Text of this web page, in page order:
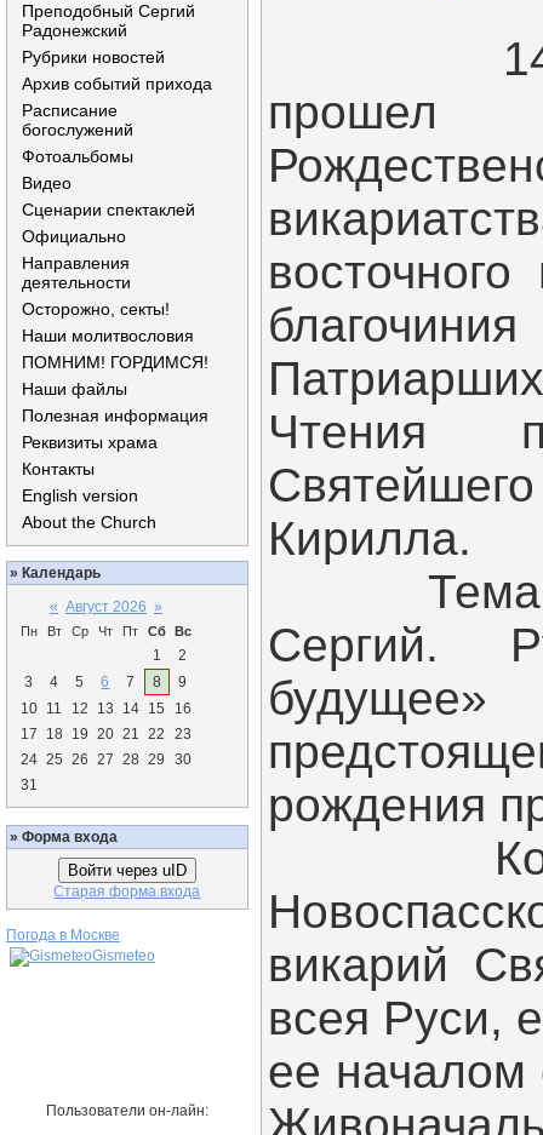
Преподобный Сергий
Радонежский
Рубрики новостей
Архив событий прихода
Расписание
богослужений
Фотоальбомы
Видео
Сценарии спектаклей
Официально
Направления
деятельности
Осторожно, секты!
Наши молитвословия
ПОМНИМ! ГОРДИМСЯ!
Наши файлы
Полезная информация
Реквизиты храма
Контакты
English version
About the Church
» Календарь
« Август 2026 »
Пн Вт Ср Чт Пт Сб Вс
1
2
3
4 5 6 7 8
9
10 11 12 13 14 15
16
17
18 19 20 21 22
23
24 25 26 27 28 29
30
31
» Форма входа
Войти через uID
Старая форма входа
Погода в Москве
Gismeteo
Пользователи он-лайн:
14
прошел
Чтения
Кирилла.
Тема
Сергий.
рождения
викарий
всея Руси,
ее началом